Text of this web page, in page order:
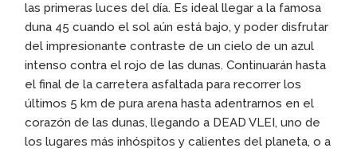
las primeras luces del día. Es ideal llegar a la famosa
duna 45 cuando el sol aún está bajo, y poder disfrutar
del impresionante contraste de un cielo de un azul
intenso contra el rojo de las dunas. Continuarán hasta
el final de la carretera asfaltada para recorrer los
últimos 5 km de pura arena hasta adentrarnos en el
corazón de las dunas, llegando a DEAD VLEI, uno de
los lugares más inhóspitos y calientes del planeta, o a